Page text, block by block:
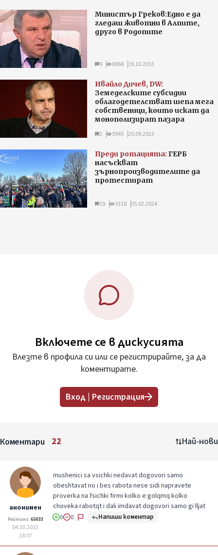
Министър Греков:Едно е да
гледаш животни в Алпите,
друго в Родопите
9 6868 19.10.2013
Ивайло Дичев, DW:
Земеделските субсидии
облагодетелстват шепа мега
собственици, които искат да
монополизират пазара
2 5945 20.09.2023
Преди ротацията: ГЕРБ
насъскват
зърнопроизводителите да
протестират
19 5318 05.02.2024
Включете се в дискусията
Влезте в профила си или се регистрирайте, за да
коментирате.
Вход | Регистрация
Коментари 22 Най-нови
анонимен
Рейтинг: 65033
04.03.2013
18:07
mushenici sa vsichki nedavat dogovori samo
obeshtavat no i bes rabota nese sidi napravete
proverka na fsichki firmi kolko e golqmq kolko
choveka rabotqt i dali imdavat dogovori samo gi lljat
0 0 Напиши коментар